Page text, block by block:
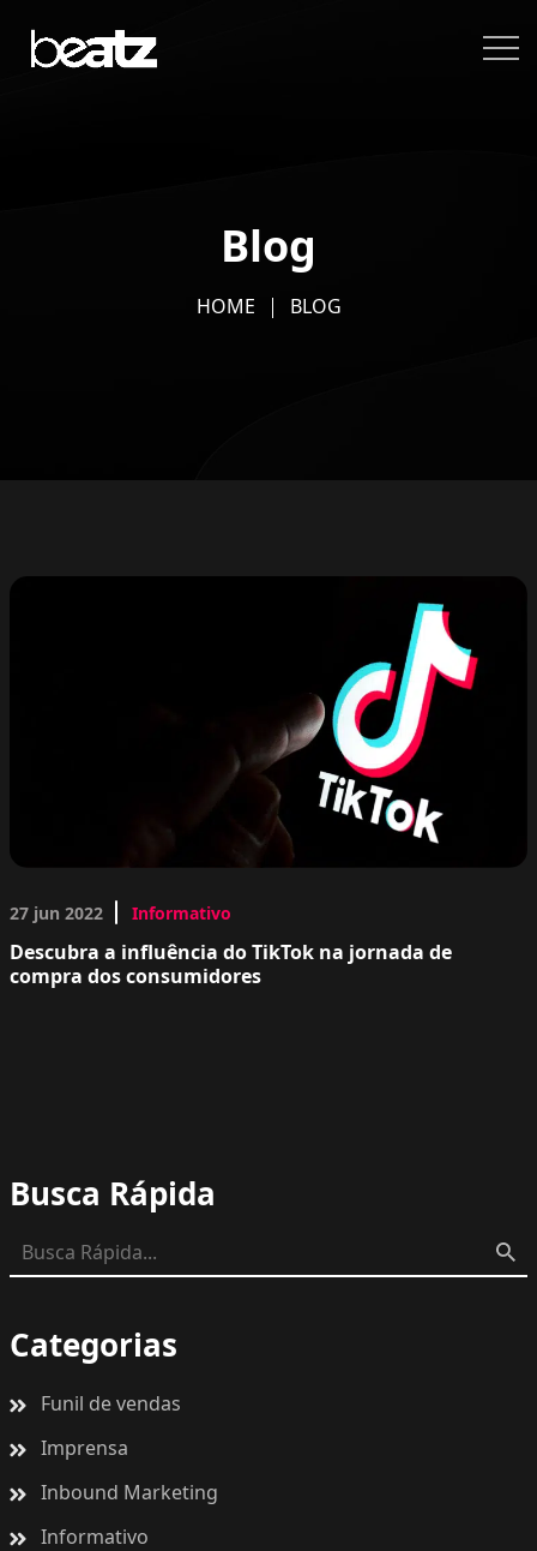
Blog
HOME BLOG
27 jun 2022 Informativo
Descubra a influência do TikTok na jornada de
compra dos consumidores
Busca Rápida
Categorias
Funil de vendas
Imprensa
Inbound Marketing
Informativo